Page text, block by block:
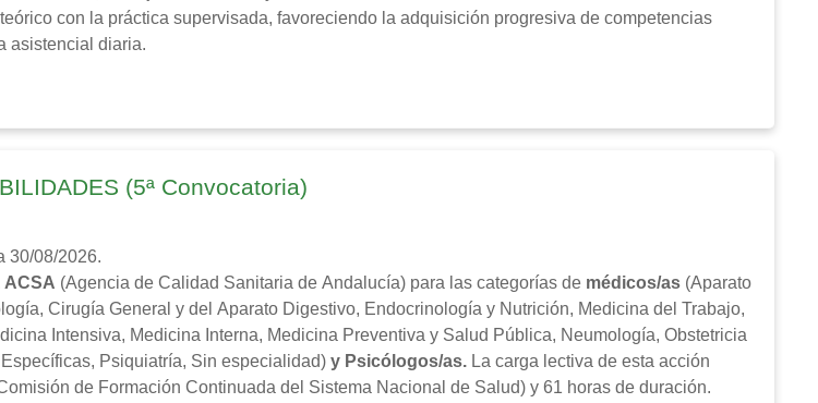
con la práctica supervisada, favoreciendo la adquisición progresiva de competencias
asistencial diaria.
(5ª Convocatoria)
30/08/2026.
(Agencia de Calidad Sanitaria de Andalucía) para las categorías demédicos/as (Aparato
Cirugía General y del Aparato Digestivo, Endocrinología y Nutrición, Medicina del Trabajo,
Intensiva, Medicina Interna, Medicina Preventiva y Salud Pública, Neumología, Obstetricia
Psiquiatría, Sin especialidad)y Psicólogos/as. La carga lectiva de esta acción
de Formación Continuada del Sistema Nacional de Salud) y 61 horas de duración.